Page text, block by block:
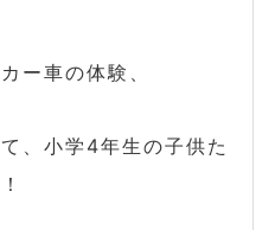
ー車の体験、
、小学4年生の子供た